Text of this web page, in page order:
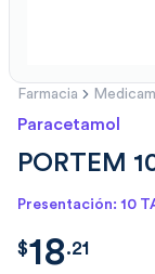
Farmacia
Paracetamol
PORTEM
Presentación: 10
$ 18.2100
$18.21